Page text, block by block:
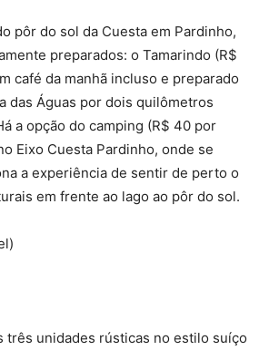
pôr do sol da Cuesta em Pardinho,
preparados: o Tamarindo (R$
café da manhã incluso e preparado
das Águas por dois quilômetros
a opção do camping (R$ 40 por
Eixo Cuesta Pardinho, onde se
a experiência de sentir de perto o
em frente ao lago ao pôr do sol.
três unidades rústicas no estilo suíço